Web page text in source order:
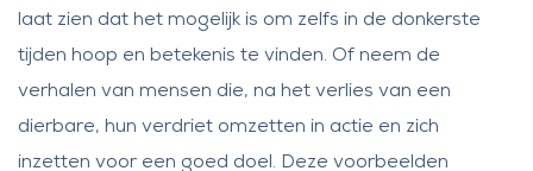
laat zien dat het mogelijk is om zelfs in de donkerste
tijden hoop en betekenis te vinden. Of neem de
verhalen van mensen die, na het verlies van een
dierbare, hun verdriet omzetten in actie en zich
inzetten voor een goed doel. Deze voorbeelden